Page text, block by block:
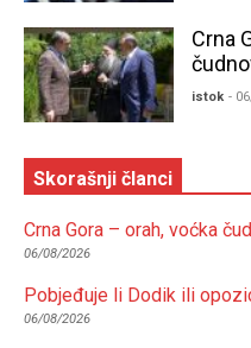
Crna
istok -
Skorašnji članci
Crna Gora – orah, voćka
06/08/2026
Pobjeđuje li Dodik ili
06/08/2026